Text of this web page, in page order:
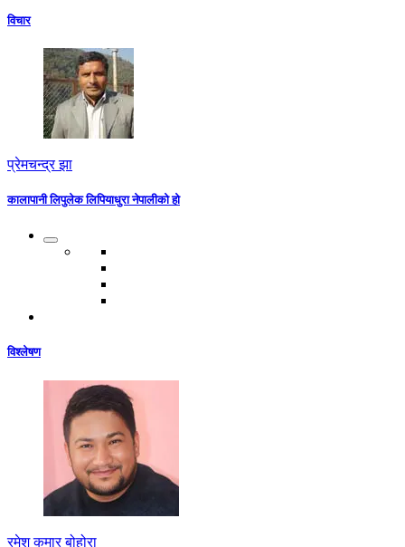
विचार
प्रेमचन्द्र झा
कालापानी लिपुलेक लिपियाधुरा नेपालीको हो
विश्लेषण
रमेश कुमार बोहोरा